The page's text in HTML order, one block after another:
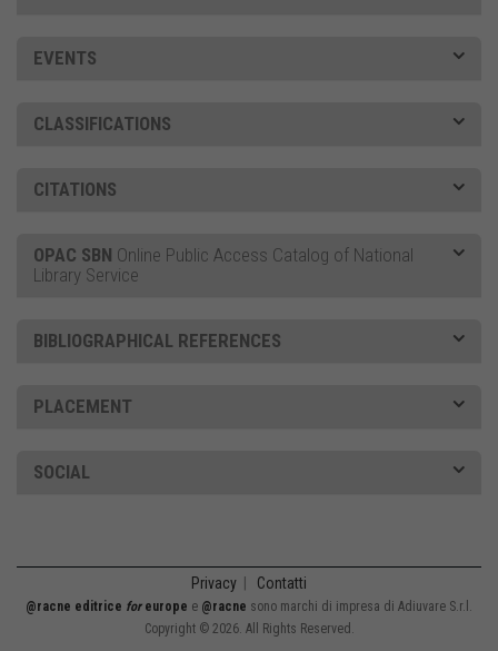
EVENTS
CLASSIFICATIONS
CITATIONS
OPAC SBN Online Public Access Catalog of National
Library Service
BIBLIOGRAPHICAL REFERENCES
PLACEMENT
SOCIAL
Privacy Contatti
@racne editrice foreurope e @racne sono marchi di impresa di Adiuvare S.r.l.
Copyright © 2026. All Rights Reserved.